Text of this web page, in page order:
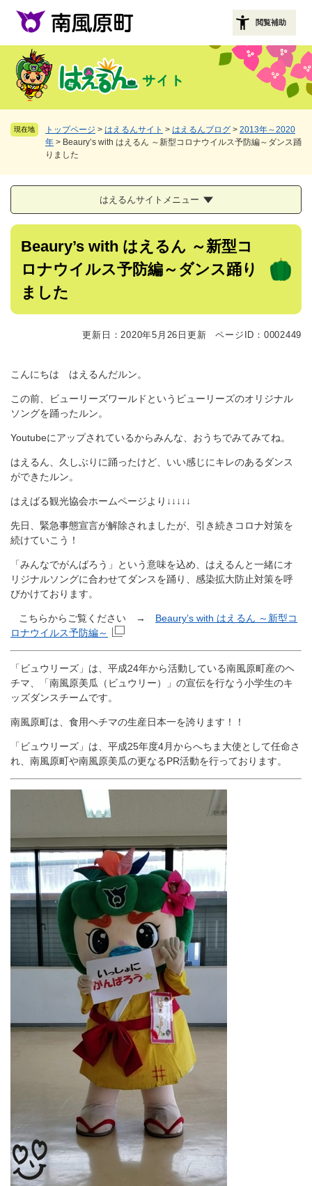
す
閲覧補助
現在地 トップページ > はえるんサイト > はえるんブログ > 2013年～2020
年 > Beaury’s with はえるん ～新型コロナウイルス予防編～ダンス踊
りました
はえるんサイトメニュー
本
Beaury’s with はえるん ～新型コ
ロナウイルス予防編～ダンス踊り
ました
更新日：2020年5月26日更新 ページID：0002449
こんにちは はえるんだルン。
この前、ビューリーズワールドというビューリーズのオリジナル
ソングを踊ったルン。
Youtubeにアップされているからみんな、おうちでみてみてね。
はえるん、久しぶりに踊ったけど、いい感じにキレのあるダンス
ができたルン。
はえばる観光協会ホームページより↓↓↓↓↓
先日、緊急事態宣言が解除されましたが、引き続きコロナ対策を
続けていこう！
「みんなでがんばろう」という意味を込め、はえるんと一緒にオ
リジナルソングに合わせてダンスを踊り、感染拡大防止対策を呼
びかけております。
こちらからご覧ください → Beaury’s with はえるん ～新型コ
ロナウイルス予防編～
「ビュウリーズ」は、平成24年から活動している南風原町産のヘ
チマ、「南風原美瓜（ビュウリー）」の宣伝を行なう小学生のキ
ッズダンスチームです。
南風原町は、食用ヘチマの生産日本一を誇ります！！
「ビュウリーズ」は、平成25年度4月からへちま大使として任命さ
れ、南風原町や南風原美瓜の更なるPR活動を行っております。